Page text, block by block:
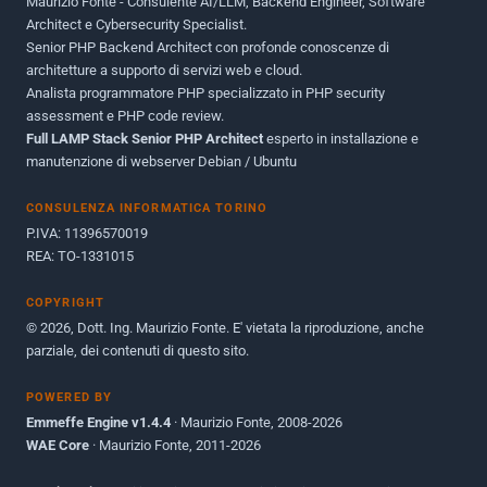
Maggio 2011
Dicembre 2010
Ottobre 2010
Maggio 2010
Giugno 2009
Architect e Cybersecurity Specialist.
Senior PHP Backend Architect con profonde conoscenze di
architetture a supporto di servizi web e cloud.
Analista programmatore PHP specializzato in PHP security
assessment e PHP code review.
Full LAMP Stack Senior PHP Architect esperto in installazione e
manutenzione di webserver Debian / Ubuntu
CONSULENZA INFORMATICA TORINO
P.IVA: 11396570019
REA: TO-1331015
COPYRIGHT
© 2026, Dott. Ing. Maurizio Fonte. E' vietata la riproduzione, anche
parziale, dei contenuti di questo sito.
POWERED BY
Emmeffe Engine v1.4.4 · Maurizio Fonte, 2008-2026
WAE Core · Maurizio Fonte, 2011-2026